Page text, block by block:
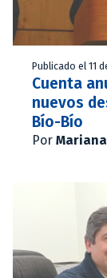
Publicado el 11
Cuenta
nuevos
Bío-Bío
Por